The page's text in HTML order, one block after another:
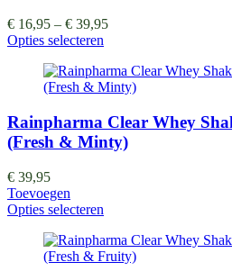
€ 16,95 – € 39,95
Opties selecteren
Rainpharma Clear Whey
(Fresh & Minty)
€ 39,95
Toevoegen
Opties selecteren